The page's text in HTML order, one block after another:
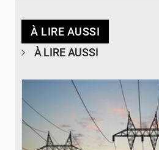
À LIRE AUSSI
À LIRE AUSSI